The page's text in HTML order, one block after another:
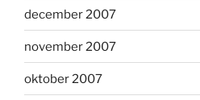
december 2007
november 2007
oktober 2007